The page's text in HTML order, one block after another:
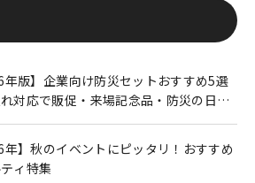
年版】企業向け防災セットおすすめ5選
れ対応で販促・来場記念品・防災の日に
年】秋のイベントにピッタリ！おすすめ
ィ特集